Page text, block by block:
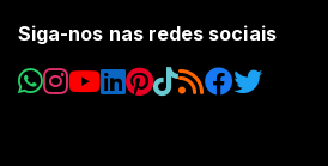
Siga-nos nas redes sociais